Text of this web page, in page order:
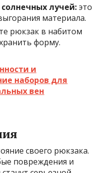
лучей:это
материала.
рюкзак в набитом
форму.
и
наборов для
вен
своего рюкзака.
повреждения и